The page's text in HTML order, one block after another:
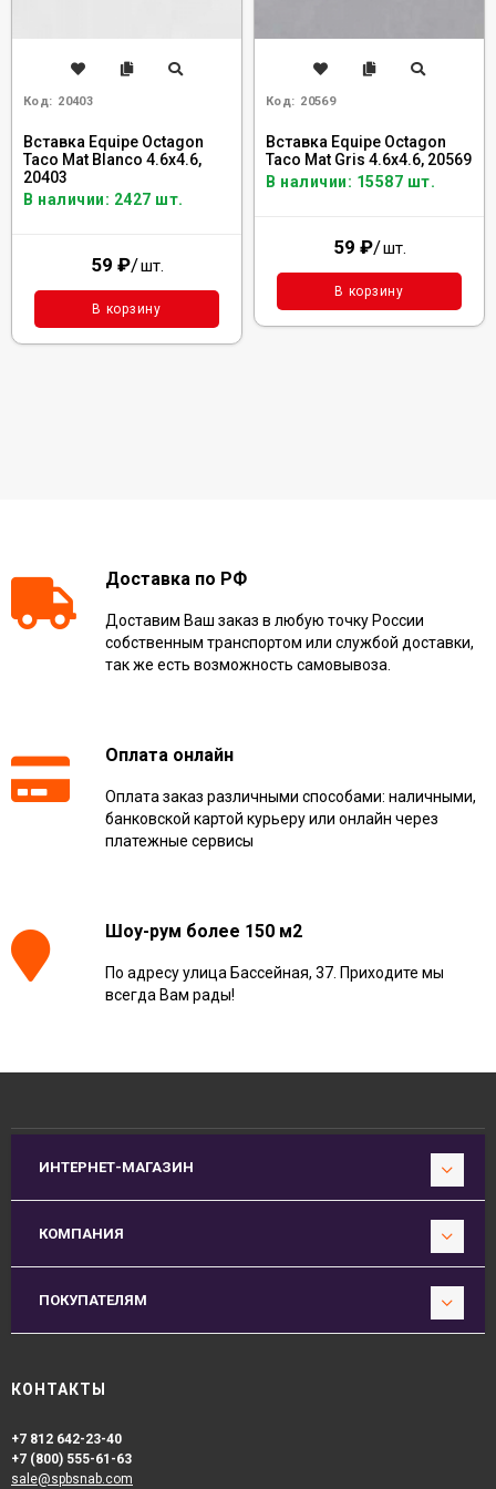
Код: 20403
Вставка Equipe Octagon
Taco Mat Blanco 4.6x4.6,
20403
В наличии: 2427 шт.
59 ₽/шт.
В корзину
Код: 20569
Вставка Equipe Octagon
Taco Mat Gris 4.6x4.6, 20569
В наличии: 15587 шт.
59 ₽/шт.
В корзину
Доставка по РФ
Доставим Ваш заказ в любую точку России
собственным транспортом или службой доставки,
так же есть возможность самовывоза.
Оплата онлайн
Оплата заказ различными способами: наличными,
банковской картой курьеру или онлайн через
платежные сервисы
Шоу-рум более 150 м2
По адресу улица Бассейная, 37. Приходите мы
всегда Вам рады!
ИНТЕРНЕТ-МАГАЗИН
КОМПАНИЯ
ПОКУПАТЕЛЯМ
КОНТАКТЫ
+7 812 642-23-40
+7 (800) 555-61-63
sale@spbsnab.com